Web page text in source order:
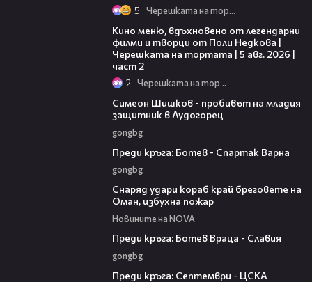
5 Черешката на тортата
Кино меню, вдъхновено от легендарни
филми и творци от Поли Недкова |
Черешката на тортата | 5 авг. 2026 |
част 2
2 Черешката на тортата
Симеон Шишков - пробивът на младия
защитник в Лудогорец
gongbg
Преди кръга: Ботев - Спартак Варна
gongbg
Снаряд удари кораб край бреговете на
Оман, избухна пожар
Новините на NOVA
Преди кръга: Ботев Враца - Славия
gongbg
Преди кръга: Септември - ЦСКА